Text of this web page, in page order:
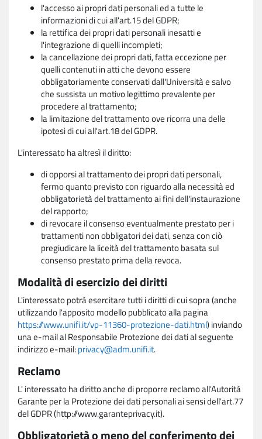
l'accesso ai propri dati personali ed a tutte le
informazioni di cui all'art.15 del GDPR;
la rettifica dei propri dati personali inesatti e
l'integrazione di quelli incompleti;
la cancellazione dei propri dati, fatta eccezione per
quelli contenuti in atti che devono essere
obbligatoriamente conservati dall'Università e salvo
che sussista un motivo legittimo prevalente per
procedere al trattamento;
la limitazione del trattamento ove ricorra una delle
ipotesi di cui all'art.18 del GDPR.
L'interessato ha altresì il diritto:
di opporsi al trattamento dei propri dati personali,
fermo quanto previsto con riguardo alla necessità ed
obbligatorietà del trattamento ai fini dell'instaurazione
del rapporto;
di revocare il consenso eventualmente prestato per i
trattamenti non obbligatori dei dati, senza con ciò
pregiudicare la liceità del trattamento basata sul
consenso prestato prima della revoca.
Modalità di esercizio dei diritti
L'interessato potrà esercitare tutti i diritti di cui sopra (anche
utilizzando l'apposito modello pubblicato alla pagina
https://www.unifi.it/vp-11360-protezione-dati.html) inviando
una e-mail al Responsabile Protezione dei dati al seguente
indirizzo e-mail:privacy@adm.unifi.it.
Reclamo
L' interessato ha diritto anche di proporre reclamo all'Autorità
Garante per la Protezione dei dati personali ai sensi dell'art.77
del GDPR (http://www.garanteprivacy.it).
Obbligatorietà o meno del conferimento dei